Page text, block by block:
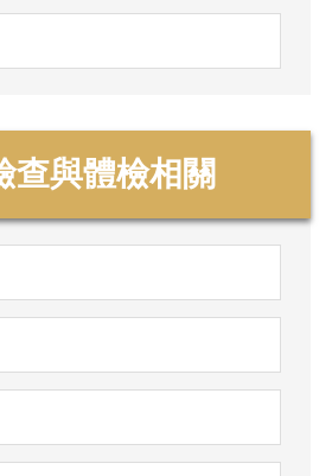
查與體檢相關